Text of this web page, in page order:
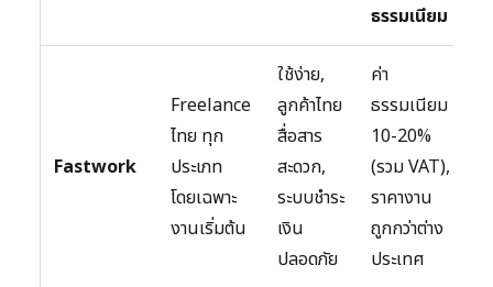
ธรรมเนียม
Fastwork
Freelance
ไทย ทุก
ประเภท
โดยเฉพาะ
งานเริ่มต้น
ใช้ง่าย,
ลูกค้าไทย
สื่อสาร
สะดวก,
ระบบชำระ
เงิน
ปลอดภัย
ค่า
ธรรมเนียม
10-20%
(รวม VAT),
ราคางาน
ถูกกว่าต่าง
ประเทศ